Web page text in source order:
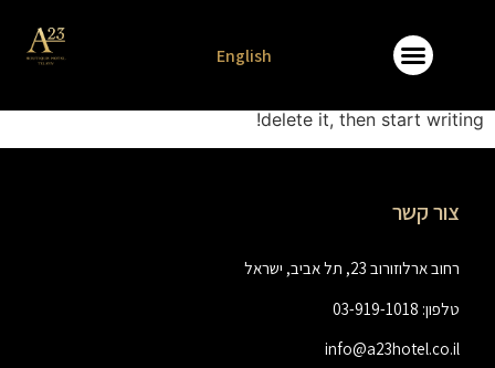
EnglishHello world!
delete it, then start writing!
צור קשר
רחוב ארלוזורוב 23, תל אביב, ישראל
טלפון: 03-919-1018
info@a23hotel.co.il